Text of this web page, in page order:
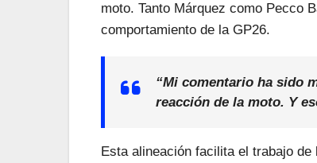
moto. Tanto Márquez como Pecco
comportamiento de la GP26.
“Mi comentario ha sido
reacción de la moto. Y
Esta alineación facilita el trabajo